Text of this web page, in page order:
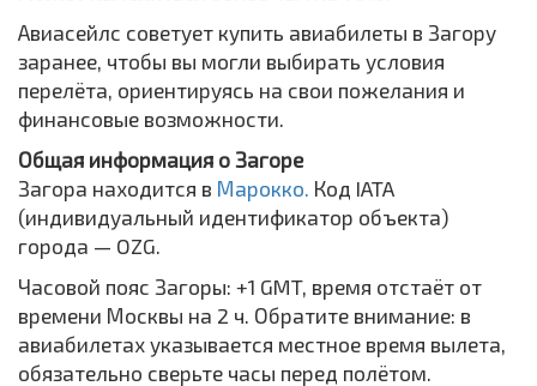
Авиасейлс советует купить авиабилеты в Загору
заранее, чтобы вы могли выбирать условия
перелёта, ориентируясь на свои пожелания и
финансовые возможности.
Общая информация о Загоре
Загора находится в Марокко. Код IATA
(индивидуальный идентификатор объекта)
города — OZG.
Часовой пояс Загоры: +1 GMT, время отстаёт от
времени Москвы на 2 ч. Обратите внимание: в
авиабилетах указывается местное время вылета,
обязательно сверьте часы перед полётом.